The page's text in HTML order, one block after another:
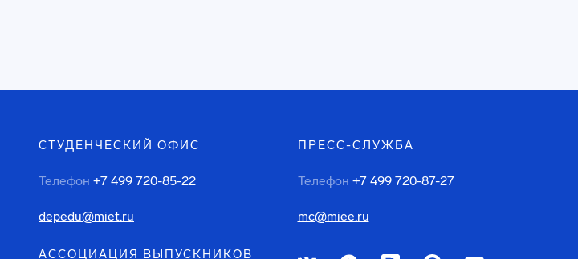
СТУДЕНЧЕСКИЙ ОФИС
Телефон +7 499 720-85-22
depedu@miet.ru
АССОЦИАЦИЯ ВЫПУСКНИКОВ
ПРЕСС-СЛУЖБА
Телефон +7 499 720-87-27
mc@miee.ru